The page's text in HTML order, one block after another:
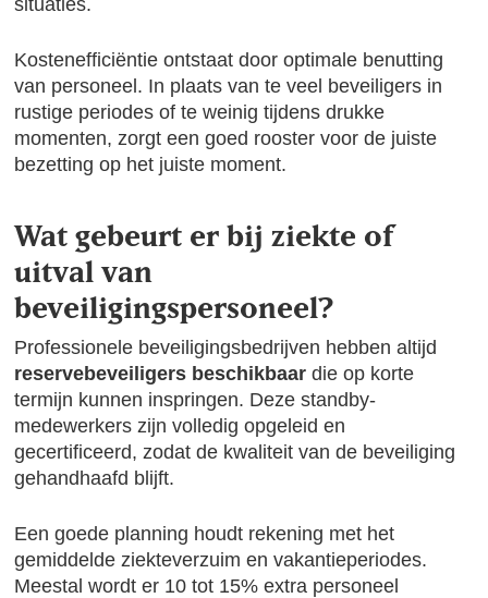
situaties.
Kostenefficiëntie ontstaat door optimale benutting
van personeel. In plaats van te veel beveiligers in
rustige periodes of te weinig tijdens drukke
momenten, zorgt een goed rooster voor de juiste
bezetting op het juiste moment.
Wat gebeurt er bij ziekte of
uitval van
beveiligingspersoneel?
Professionele beveiligingsbedrijven hebben altijd
reservebeveiligers beschikbaar die op korte
termijn kunnen inspringen. Deze standby-
medewerkers zijn volledig opgeleid en
gecertificeerd, zodat de kwaliteit van de beveiliging
gehandhaafd blijft.
Een goede planning houdt rekening met het
gemiddelde ziekteverzuim en vakantieperiodes.
Meestal wordt er 10 tot 15% extra personeel